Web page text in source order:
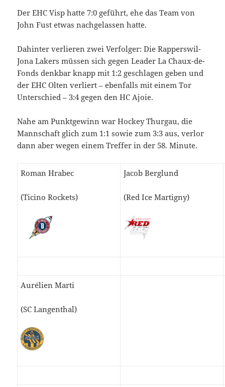
Der EHC Visp hatte 7:0 geführt, ehe das Team von
John Fust etwas nachgelassen hatte.
Dahinter verlieren zwei Verfolger: Die Rapperswil-
Jona Lakers müssen sich gegen Leader La Chaux-de-
Fonds denkbar knapp mit 1:2 geschlagen geben und
der EHC Olten verliert – ebenfalls mit einem Tor
Unterschied – 3:4 gegen den HC Ajoie.
Nahe am Punktgewinn war Hockey Thurgau, die
Mannschaft glich zum 1:1 sowie zum 3:3 aus, verlor
dann aber wegen einem Treffer in der 58. Minute.
Roman Hrabec
(Ticino Rockets)
Jacob Berglund
(Red Ice Martigny)
Aurélien Marti
(SC Langenthal)